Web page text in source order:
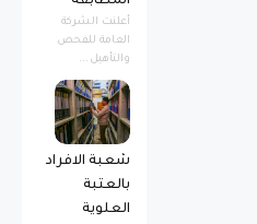
أعلنت الشركة
العامة للفحص
والتأهيل...
شعبة الافراد
بالعتبة
العلوية